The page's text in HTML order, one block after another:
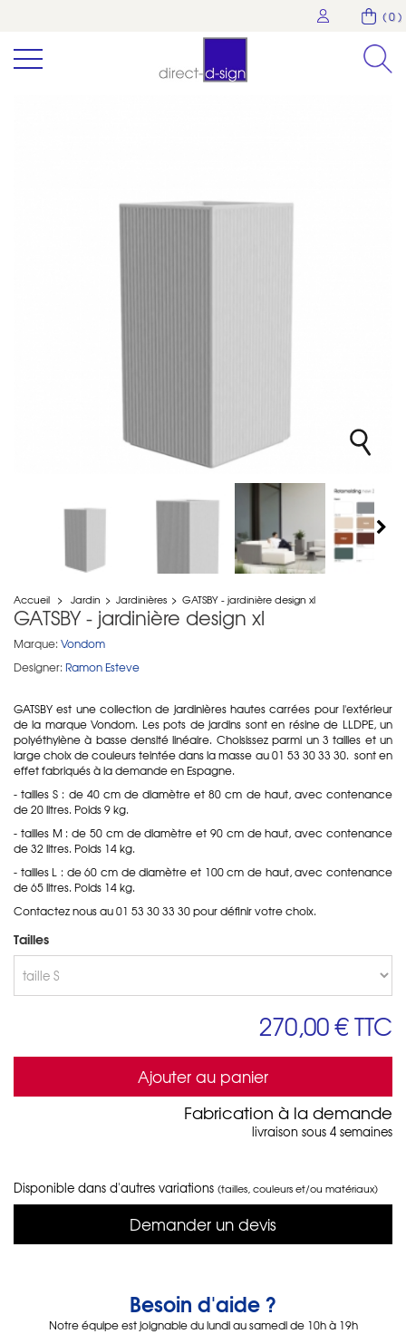
( 0 )
Accueil > Jardin > Jardinières > GATSBY - jardinière design xl
GATSBY - jardinière design xl
Marque: Vondom
Designer: Ramon Esteve
GATSBY est une collection de jardinières hautes carrées pour l'extérieur
de la marque Vondom. Les pots de jardins sont en résine de LLDPE, un
polyéthylène à basse densité linéaire. Choisissez parmi un 3 tailles et un
large choix de couleurs teintée dans la masse au 01 53 30 33 30. sont en
effet fabriqués à la demande en Espagne.
- tailles S : de 40 cm de diamètre et 80 cm de haut, avec contenance
de 20 litres. Poids 9 kg.
- tailles M : de 50 cm de diamètre et 90 cm de haut, avec contenance
de 32 litres. Poids 14 kg.
- tailles L : de 60 cm de diamètre et 100 cm de haut, avec contenance
de 65 litres. Poids 14 kg.
Contactez nous au 01 53 30 33 30 pour définir votre choix.
Tailles
270,00 €TTC
Ajouter au panier
Fabrication à la demande
livraison sous 4 semaines
Disponible dans d'autres variations (tailles, couleurs et/ou matériaux)
Demander un devis
Besoin d'aide ?
Notre équipe est joignable du lundi au samedi de 10h à 19h